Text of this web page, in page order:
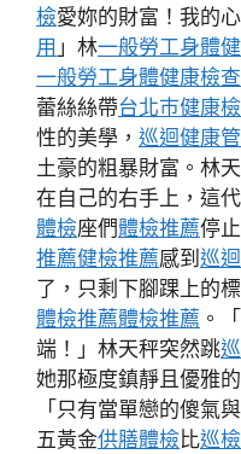
檢愛妳的財富！我的
用 」林一般勞工身體
一般勞工身體健康檢查
蕾絲絲帶台北巿健康
性的美學， 巡迴健康
土豪的粗暴財富。林
在自己的右手上，這
體檢座們體檢推薦停
推薦健檢推薦感到 巡
了，只剩下腳踝上的
體檢推薦體檢推薦 。
端！」林天秤突然跳
她那極度鎮靜且優雅
「只有當單戀的傻氣
五黃金供膳體檢比巡